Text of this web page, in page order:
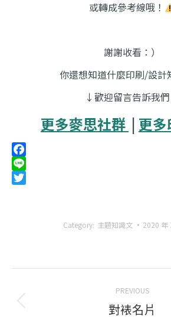
或轉成參考線哦！
謝謝收看：）
你還想知道什麼印刷/設計
↓歡迎留言告訴我
更多麥思社群 | 更
Facebook
Line
Category: 主題知識文 2020 年
navigation
PREVIOUS
Previous
對裱名片